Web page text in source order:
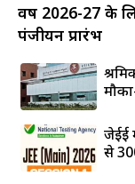
वर्ष 2026-27 के
पंजीयन प्रारंभ
जेईई
से